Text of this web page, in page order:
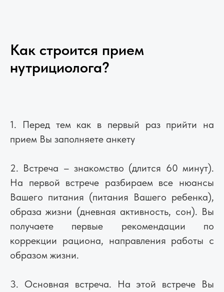
Как строится прием
нутрициолога?
1. Перед тем как в первый раз прийти на
прием Вы заполняете анкету
2. Встреча – знакомство (длится 60 минут).
На первой встрече разбираем все нюансы
Вашего питания (питания Вашего ребенка),
образа жизни (дневная активность, сон). Вы
получаете первые рекомендации по
коррекции рациона, направления работы с
образом жизни.
3. Основная встреча. На этой встрече Вы